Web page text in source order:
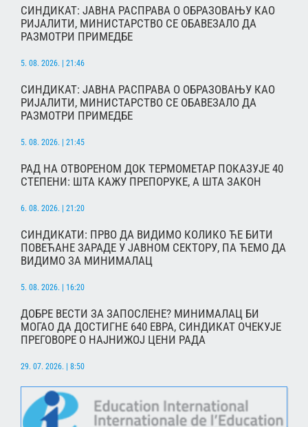
СИНДИКАТ: ЈАВНА РАСПРАВА О ОБРАЗОВАЊУ КАО
РИЈАЛИТИ, МИНИСТАРСТВО СЕ ОБАВЕЗАЛО ДА
РАЗМОТРИ ПРИМЕДБЕ
5. 08. 2026. | 21:46
СИНДИКАТ: ЈАВНА РАСПРАВА О ОБРАЗОВАЊУ КАО
РИЈАЛИТИ, МИНИСТАРСТВО СЕ ОБАВЕЗАЛО ДА
РАЗМОТРИ ПРИМЕДБЕ
5. 08. 2026. | 21:45
РАД НА ОТВОРЕНОМ ДОК ТЕРМОМЕТАР ПОКАЗУЈЕ 40
СТЕПЕНИ: ШТА КАЖУ ПРЕПОРУКЕ, А ШТА ЗАКОН
6. 08. 2026. | 21:20
СИНДИКАТИ: ПРВО ДА ВИДИМО КОЛИКО ЋЕ БИТИ
ПОВЕЋАНЕ ЗАРАДЕ У ЈАВНОМ СЕКТОРУ, ПА ЋЕМО ДА
ВИДИМО ЗА МИНИМАЛАЦ
5. 08. 2026. | 16:20
ДОБРЕ ВЕСТИ ЗА ЗАПОСЛЕНЕ? МИНИМАЛАЦ БИ
МОГАО ДА ДОСТИГНЕ 640 ЕВРА, СИНДИКАТ ОЧЕКУЈЕ
ПРЕГОВОРЕ О НАЈНИЖОЈ ЦЕНИ РАДА
29. 07. 2026. | 8:50